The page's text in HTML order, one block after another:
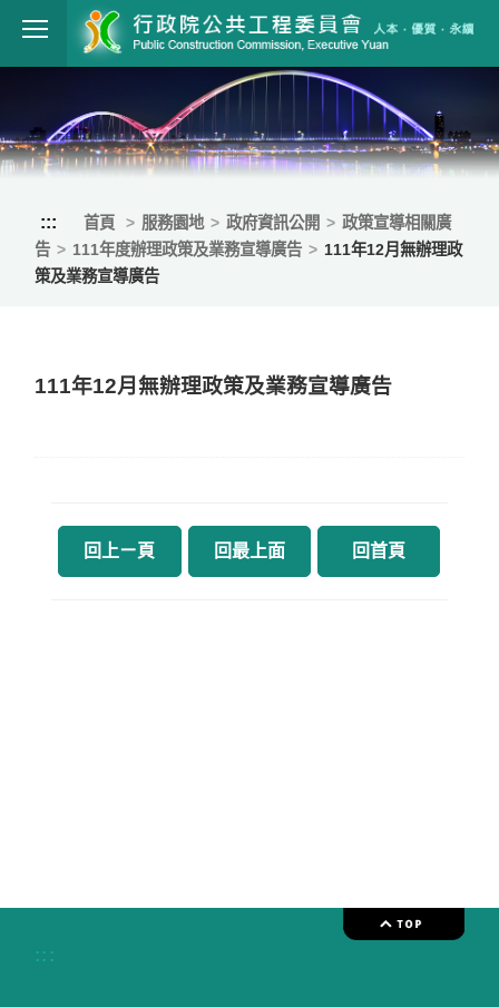
跳到主要內容
行政院公共工
::: 首頁 服務園地 政府資訊公開
政策宣導相關廣
告
111年度辦理政策及業務宣導廣告
111年12月無辦理政
策及業務宣導廣告
111年12月無辦理政策及業務宣導廣告
回上ㄧ頁 回最上面 回首頁
:::